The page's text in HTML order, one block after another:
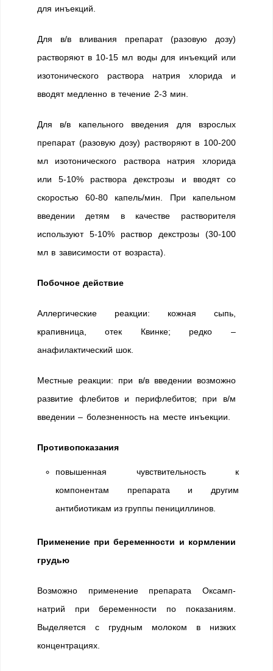
для инъекций.
Для в/в вливания препарат (разовую дозу)
растворяют в 10-15 мл воды для инъекций или
изотонического раствора натрия хлорида и
вводят медленно в течение 2-3 мин.
Для в/в капельного введения для взрослых
препарат (разовую дозу) растворяют в 100-200
мл изотонического раствора натрия хлорида
или 5-10% раствора декстрозы и вводят со
скоростью 60-80 капель/мин. При капельном
введении детям в качестве растворителя
используют 5-10% раствор декстрозы (30-100
мл в зависимости от возраста).
Побочное действие
Аллергические реакции: кожная сыпь,
крапивница, отек Квинке; редко –
анафилактический шок.
Местные реакции: при в/в введении возможно
развитие флебитов и перифлебитов; при в/м
введении – болезненность на месте инъекции.
Противопоказания
повышенная чувствительность к
компонентам препарата и другим
антибиотикам из группы пенициллинов.
Применение при беременности и кормлении
грудью
Возможно применение препарата Оксамп-
натрий при беременности по показаниям.
Выделяется с грудным молоком в низких
концентрациях.